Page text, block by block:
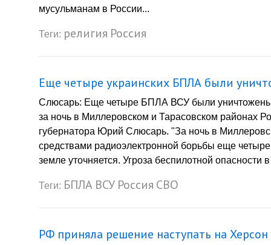
мусульманам в России...
Теги: религия Россия
Еще четыре украинских БПЛА были
Слюсарь: Еще четыре БПЛА ВСУ были
за ночь в Миллеровском и Тарасовском районах
губернатора Юрий Слюсарь. "За ночь в
средствами радиоэлектронной борьбы еще
земле уточняется. Угроза беспилотной опасности
Теги: БПЛА ВСУ Россия СВО
РФ приняла решение наступать на